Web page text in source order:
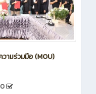
ามร่วมมือ (MOU)
0